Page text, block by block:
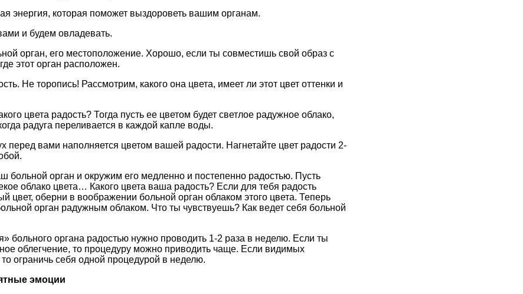
энергия, которая поможет выздороветь вашим органам.
и будем овладевать.
орган, его местоположение. Хорошо, если ты совместишь свой образ с
этот орган расположен.
Не торопись! Рассмотрим, какого она цвета, имеет ли этот цвет оттенки и
цвета радость? Тогда пусть ее цветом будет светлое радужное облако,
радуга переливается в каждой капле воды.
перед вами наполняется цветом вашей радости. Нагнетайте цвет радости 2-
больной орган и окружим его медленно и постепенно радостью. Пусть
облако цвета… Какого цвета ваша радость? Если для тебя радость
цвет, оберни в воображении больной орган облаком этого цвета. Теперь
орган радужным облаком. Что ты чувствуешь? Как ведет себя больной
больного органа радостью нужно проводить 1-2 раза в неделю. Если ты
облегчение, то процедуру можно приводить чаще. Если видимых
ограничь себя одной процедурой в неделю.
эмоции